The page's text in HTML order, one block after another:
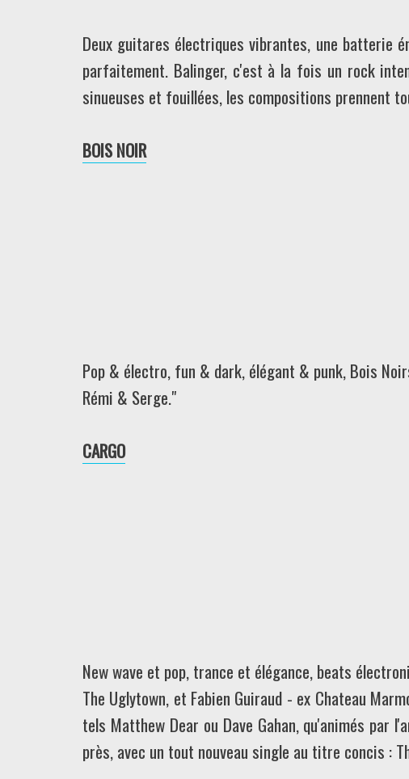
Deux guitares électriques vibrantes, une batterie
parfaitement. Balinger, c'est à la fois un rock
sinueuses et fouillées, les compositions prennent
BOIS NOIR
Pop & électro, fun & dark, élégant & punk, Bois
Rémi & Serge."
CARGO
New wave et pop, trance et élégance, beats
The Uglytown, et Fabien Guiraud - ex Chateau
tels Matthew Dear ou Dave Gahan, qu'animés par
près, avec un tout nouveau single au titre concis :